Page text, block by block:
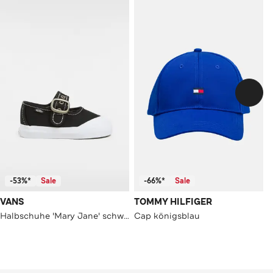
-53%* Sale
VANS
Halbschuhe 'Mary Jane' schwarz
-66%* Sale
TOMMY HILFIGER
Cap königsblau